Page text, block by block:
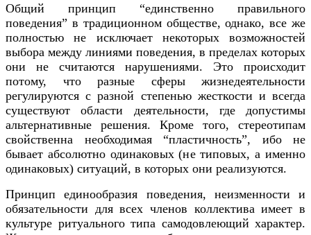
Общий принцип “единственно правильного
поведения” в традиционном обществе, однако, все же
полностью не исключает некоторых возможностей
выбора между линиями поведения, в пределах которых
они не считаются нарушениями. Это происходит
потому, что разные сферы жизнедеятельности
регулируются с разной степенью жесткости и всегда
существуют области деятельности, где допустимы
альтернативные решения. Кроме того, стереотипам
свойственна необходимая “пластичность”, ибо не
бывает абсолютно одинаковых (не типовых, а именно
одинаковых) ситуаций, в которых они реализуются.
Принцип единообразия поведения, неизменности и
обязательности для всех членов коллектива имеет в
культуре ритуального типа самодовлеющий характер.